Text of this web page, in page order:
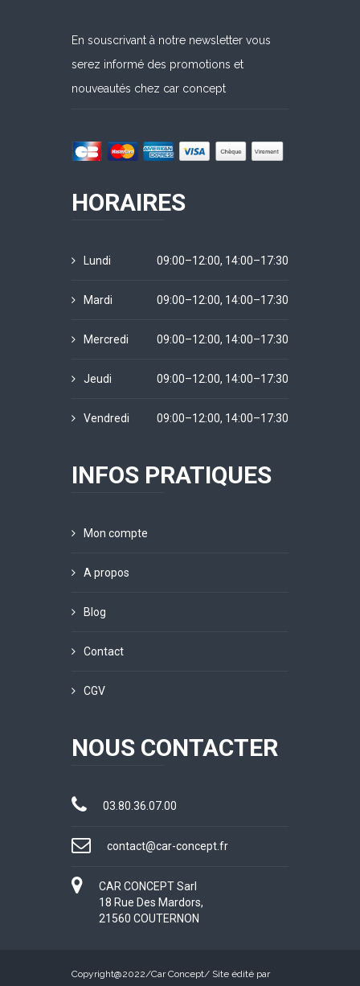
En souscrivant à notre newsletter vous
serez informé des promotions et
nouveautés chez car concept
HORAIRES
Lundi 09:00–12:00, 14:00–17:30
Mardi 09:00–12:00, 14:00–17:30
Mercredi 09:00–12:00, 14:00–17:30
Jeudi 09:00–12:00, 14:00–17:30
Vendredi 09:00–12:00, 14:00–17:30
INFOS PRATIQUES
Mon compte
A propos
Blog
Contact
CGV
NOUS CONTACTER
03.80.36.07.00
contact@car-concept.fr
CAR CONCEPT Sarl
18 Rue Des Mardors,
21560 COUTERNON
Copyright@2022/Car Concept/ Site édité par